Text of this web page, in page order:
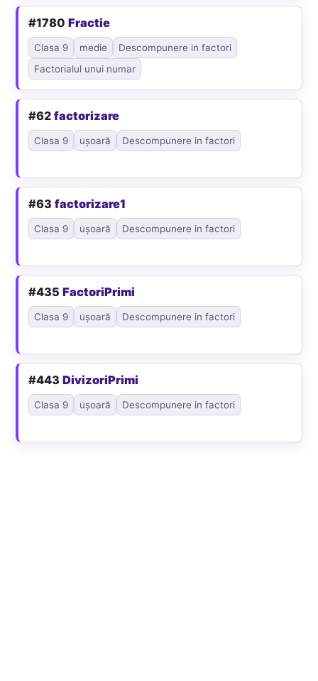
#1780Fractie
Clasa 9 medie
Descompunere in factori
Factorialul unui numar
#62factorizare
Clasa 9 ușoară Descompunere in factori
#63factorizare1
Clasa 9 ușoară Descompunere in factori
#435FactoriPrimi
Clasa 9 ușoară Descompunere in factori
#443DivizoriPrimi
Clasa 9 ușoară Descompunere in factori